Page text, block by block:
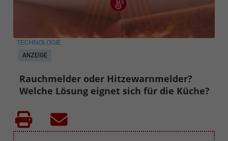
ANZEIGE
TECHNOLOGIE
Rauchmelder oder Hitzewarnmelder?
Welche Lösung eignet sich für die Küche?